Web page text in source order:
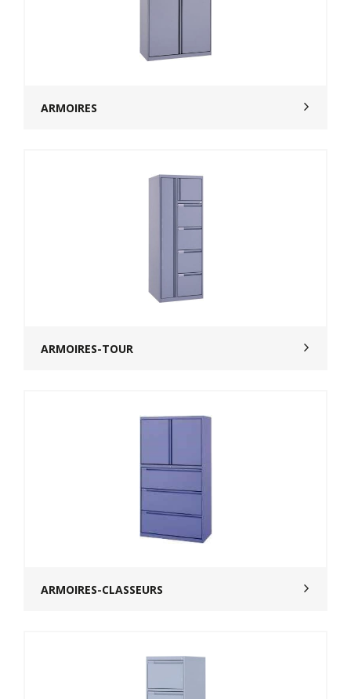
ARMOIRES
ARMOIRES-TOUR
ARMOIRES-CLASSEURS